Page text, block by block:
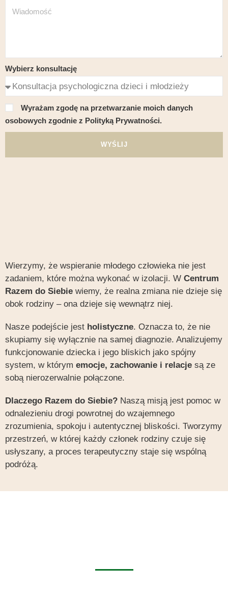
Wierzymy, że wspieranie młodego człowieka nie jest
zadaniem, które można wykonać w izolacji. W Centrum
Razem do Siebie wiemy, że realna zmiana nie dzieje się
obok rodziny – ona dzieje się wewnątrz niej.
Nasze podejście jest holistyczne. Oznacza to, że nie
skupiamy się wyłącznie na samej diagnozie. Analizujemy
funkcjonowanie dziecka i jego bliskich jako spójny
system, w którym emocje, zachowanie i relacje są ze
sobą nierozerwalnie połączone.
Dlaczego Razem do Siebie? Naszą misją jest pomoc w
odnalezieniu drogi powrotnej do wzajemnego
zrozumienia, spokoju i autentycznej bliskości. Tworzymy
przestrzeń, w której każdy członek rodziny czuje się
usłyszany, a proces terapeutyczny staje się wspólną
podróżą.
Wybierz konsultację
Wyrażam zgodę na przetwarzanie moich danych
osobowych zgodnie z Polityką Prywatności.
WYŚLIJ